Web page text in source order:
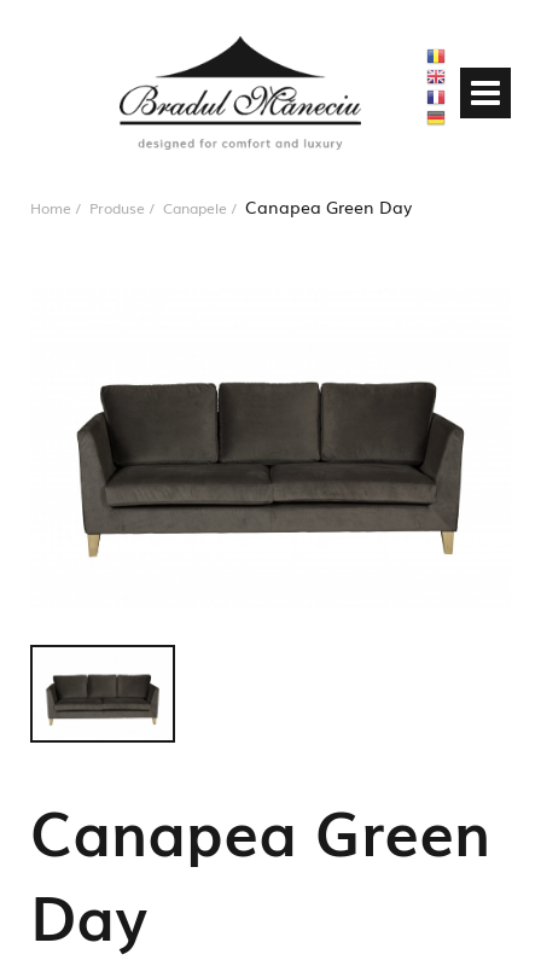
Home Produse Canapele Canapea Green Day
Canapea Green
Day